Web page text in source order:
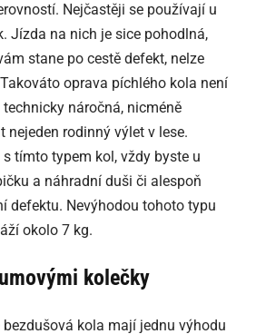
Nejčastěji se používají u
Jízda na nich je sice pohodlná,
stane po cestě defekt, nelze
oprava píchlého kola není
náročná, nicméně
nejeden rodinný výlet v lese.
tímto typem kol, vždy byste u
a náhradní duši či alespoň
defektu. Nevýhodou tohoto typu
okolo 7 kg.
kolečky
bezdušová kola mají jednu výhodu